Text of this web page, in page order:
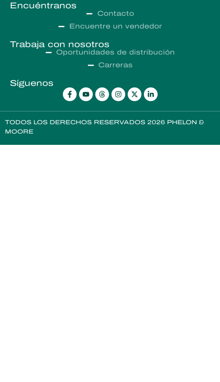
Encuéntranos
Contacto
Encuentre un vendedor
Trabaja con nosotros
Oportunidades de distribución
Carreras
Síguenos
TODOS LOS DERECHOS RESERVADOS 2026 PHELON &
MOORE